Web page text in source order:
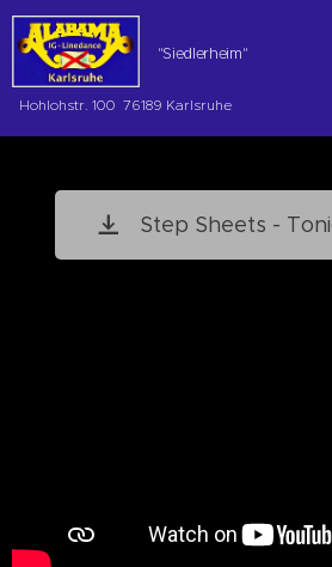
"Siedlerheim"
Hohlohstr. 100 76189 Karlsruhe
Step Sheets -